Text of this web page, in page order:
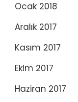
Ocak 2018
Aralık 2017
Kasım 2017
Ekim 2017
Haziran 2017